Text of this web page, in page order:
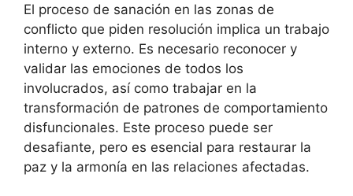
El proceso de sanación en las zonas de
conflicto que piden resolución implica un trabajo
interno y externo. Es necesario reconocer y
validar las emociones de todos los
involucrados, así como trabajar en la
transformación de patrones de comportamiento
disfuncionales. Este proceso puede ser
desafiante, pero es esencial para restaurar la
paz y la armonía en las relaciones afectadas.